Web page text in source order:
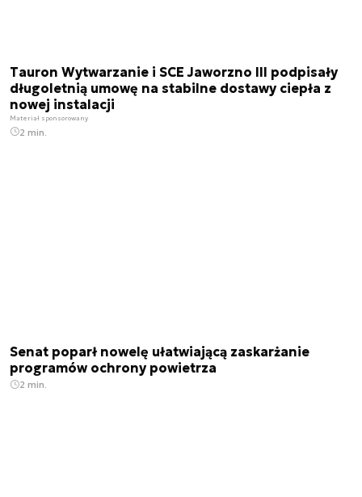
Tauron Wytwarzanie i SCE Jaworzno III podpisały
długoletnią umowę na stabilne dostawy ciepła z
nowej instalacji
Materiał sponsorowany
2 min.
Senat poparł nowelę ułatwiającą zaskarżanie
programów ochrony powietrza
2 min.